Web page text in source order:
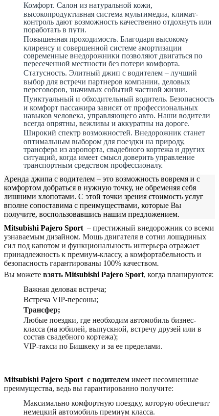
Комфорт. Салон из натуральной кожи,
высокопродуктивная система мультимедиа, климат-
контроль дают возможность качественно отдохнуть или
поработать в пути.
Повышенная проходимость. Благодаря высокому
клиренсу и совершенной системе амортизации
современные внедорожники позволяют двигаться по
пересеченной местности без потери комфорта.
Статусность. Элитный джип с водителем – лучший
выбор для встречи партнеров компании, деловых
переговоров, значимых событий частной жизни.
Пунктуальный и обходительный водитель. Безопасность
и комфорт пассажира зависят от профессиональных
навыков человека, управляющего авто. Наши водители
всегда опрятны, вежливы и аккуратны на дороге.
Широкий спектр возможностей. Внедорожник станет
оптимальным выбором для поездки на природу,
трансфера из аэропорта, свадебного кортежа и других
ситуаций, когда имеет смысл доверить управление
транспортным средством профессионалу.
Аренда джипа с водителем – это возможность вовремя и с
комфортом добраться в нужную точку, не обременяя себя
лишними хлопотами. С этой точки зрения стоимость услуг
вполне сопоставима с преимуществами, которые Вы
получите, воспользовавшись нашим предложением.
Mitsubishi Pajero Sport – престижный внедорожник со всеми
узнаваемым дизайном. Мощь двигателя в сотни лошадиных
сил под капотом и функциональность интерьера отражает
принадлежность к премиум-классу, а комфортабельность и
безопасность гарантированы 100% качеством.
Вы можете взять Mitsubishi Pajero Sport, когда планируются:
Важная деловая встреча;
Встреча VIP-персоны;
Трансфер;
Любые поездки, где необходим автомобиль бизнес-
класса (на юбилей, выпускной, встречу друзей или в
состав свадебного кортежа);
VIP-такси по Бишкеку и за ее пределами.
Mitsubishi Pajero Sport с водителем имеет несомненные
преимущества, ведь вы гарантированно получите:
Максимально комфортную поездку, которую обеспечит
немецкий автомобиль премиум класса.